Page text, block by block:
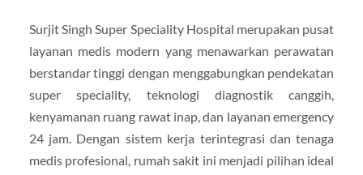
Surjit Singh Super Speciality Hospital merupakan pusat
layanan medis modern yang menawarkan perawatan
berstandar tinggi dengan menggabungkan pendekatan
super speciality, teknologi diagnostik canggih,
kenyamanan ruang rawat inap, dan layanan emergency
24 jam. Dengan sistem kerja terintegrasi dan tenaga
medis profesional, rumah sakit ini menjadi pilihan ideal